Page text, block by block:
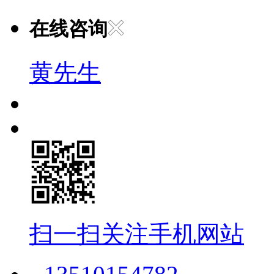
在线咨询
黄先生
扫一扫关注手机网站